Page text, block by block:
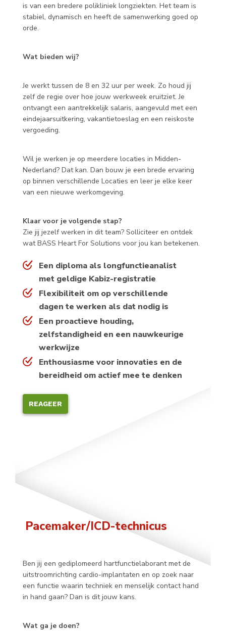
is van een bredere polikliniek longziekten. Het team is
stabiel, dynamisch en heeft de samenwerking goed op
orde.
Wat bieden wij?
Je werkt tussen de 8 en 32 uur per week. Zo houd jij
zelf de regie over hoe jouw werkweek eruitziet. Je
ontvangt een aantrekkelijk salaris, aangevuld met een
eindejaarsuitkering, vakantietoeslag en een reiskoste
vergoeding.
Wil je werken je op meerdere locaties in Midden-
Nederland? Dat kan. Dan bouw je een brede ervaring
op binnen verschillende Locaties en leer je elke keer
van een nieuwe werkomgeving.
Klaar voor je volgende stap?
Zie jij jezelf werken in dit team? Solliciteer en ontdek
wat BASS Heart For Solutions voor jou kan betekenen.
Een diploma als longfunctieanalist
met geldige Kabiz-registratie
Flexibiliteit om op verschillende
dagen te werken als dat nodig is
Een proactieve houding,
zelfstandigheid en een nauwkeurige
werkwijze
Enthousiasme voor innovaties en de
bereidheid om actief mee te denken
REAGEER
Pacemaker/ICD-technicus
Ben jij een gediplomeerd hartfunctielaborant met de
uitstroomrichting cardio-implantaten en op zoek naar
een functie waarin techniek en menselijk contact hand
in hand gaan? Dan is dit jouw kans.
Wat ga je doen?